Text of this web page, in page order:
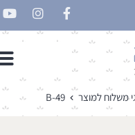
משלוח למוצר B-49